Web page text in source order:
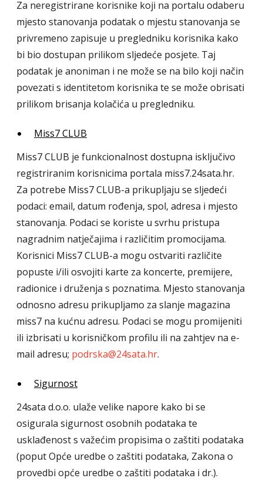
Za neregistrirane korisnike koji na portalu odaberu
mjesto stanovanja podatak o mjestu stanovanja se
privremeno zapisuje u pregledniku korisnika kako
bi bio dostupan prilikom sljedeće posjete. Taj
podatak je anoniman i ne može se na bilo koji način
povezati s identitetom korisnika te se može obrisati
prilikom brisanja kolačića u pregledniku.
Miss7 CLUB
Miss7 CLUB je funkcionalnost dostupna isključivo
registriranim korisnicima portala miss7.24sata.hr.
Za potrebe Miss7 CLUB-a prikupljaju se sljedeći
podaci: email, datum rođenja, spol, adresa i mjesto
stanovanja. Podaci se koriste u svrhu pristupa
nagradnim natječajima i različitim promocijama.
Korisnici Miss7 CLUB-a mogu ostvariti različite
popuste i/ili osvojiti karte za koncerte, premijere,
radionice i druženja s poznatima. Mjesto stanovanja
odnosno adresu prikupljamo za slanje magazina
miss7 na kućnu adresu. Podaci se mogu promijeniti
ili izbrisati u korisničkom profilu ili na zahtjev na e-
mail adresu; podrska@24sata.hr.
Sigurnost
24sata d.o.o. ulaže velike napore kako bi se
osigurala sigurnost osobnih podataka te
usklađenost s važećim propisima o zaštiti podataka
(poput Opće uredbe o zaštiti podataka, Zakona o
provedbi opće uredbe o zaštiti podataka i dr.).